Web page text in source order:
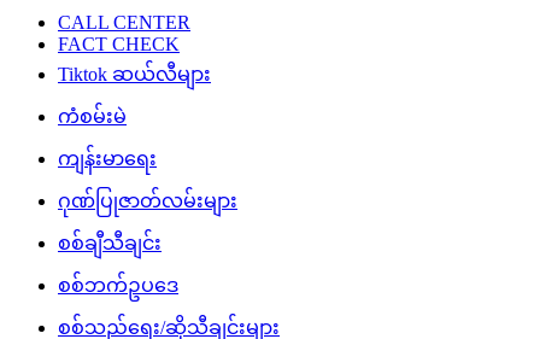
CALL CENTER
FACT CHECK
Tiktok ဆယ်လီများ
ကံစမ်းမဲ
ကျန်းမာရေး
ဂုဏ်ပြုဇာတ်လမ်းများ
စစ်ချီသီချင်း
စစ်ဘက်ဥပဒေ
စစ်သည်ရေး/ဆိုသီချင်းများ